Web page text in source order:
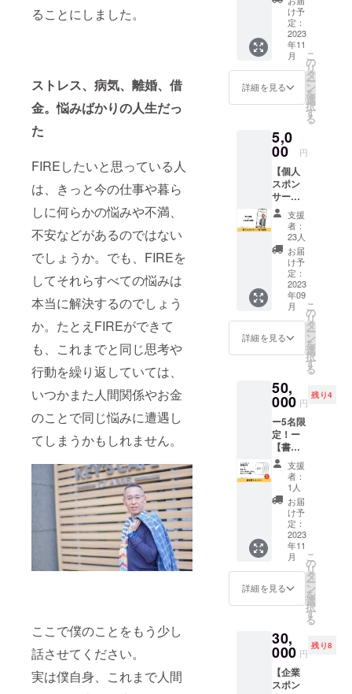
ることにしました。
ストレス、病気、離婚、借
金。悩みばかりの人生だっ
た
FIREしたいと思っている人
は、きっと今の仕事や暮ら
しに何らかの悩みや不満、
不安などがあるのではない
でしょうか。でも、FIREを
してそれらすべての悩みは
本当に解決するのでしょう
か。たとえFIREができて
も、これまでと同じ思考や
行動を繰り返していては、
いつかまた人間関係やお金
のことで同じ悩みに遭遇し
てしまうかもしれません。
ここで僕のことをもう少し
話させてください。
実は僕自身、これまで人間
人生を支援
する仕事を
していま
す。
値段で
す。 ※
書籍版
は2023
年11月
出版予
定で
は自費
出版に
予定で
す。(70
～150
ページ)
パー
バック
書籍版
「生き
たい人
生を自
由に生
きるた
めの思
（仮）
を10冊
セット
でお届
けしま
す。 佐
藤俊一
による
オンラ
インセ
ミナー
「思考
が現実
化する
ノウハ
ウのプ
チセミ
様分 佐
藤俊一
からの
お礼の
メッ
セージ
付きで
す。 ■
詳細 ・
日時：
・講演
時間：1
時間 ・
場所：
zoomに
て開催
（視聴
・詳細
はメー
お知ら
せしま
け予
定：
2023
年11
月
詳細を見る
こ
の
リ
タ
ー
ン
を
選
択
す
る
5,0
00 円
【個人
スポン
サー＋
電子書
籍】 ①
電子書
籍「生
きたい
人生を
自由に
生きる
ための
思考
法」
（仮）
をお届
す。 ②
電子書
籍に個
人スポ
ンサー
として
お名前
を掲載
いたし
ます。
あなた
のお名
前を書
籍の巻
末でPR
できま
す。 ※
にてお
送りい
たしま
す。 ※
アプリ
支援
者：
23人
お届
け予
定：
2023
年09
月
詳細を見る
こ
の
リ
タ
ー
ン
を
選
択
す
る
50,
000 円
残り4
ー5名限
定！ー
【書籍
帯スポ
ン
サー】
書籍
「生き
たい人
生を自
由に生
きるた
めの思
考法」
（仮）
の帯に
の顔写
真・企
業名と
紹介コ
メント
支援
者：
1人
お届
け予
定：
2023
年11
月
詳細を見る
こ
の
リ
タ
ー
ン
を
選
択
す
る
30,
000 円
残り8
【企業
スポン